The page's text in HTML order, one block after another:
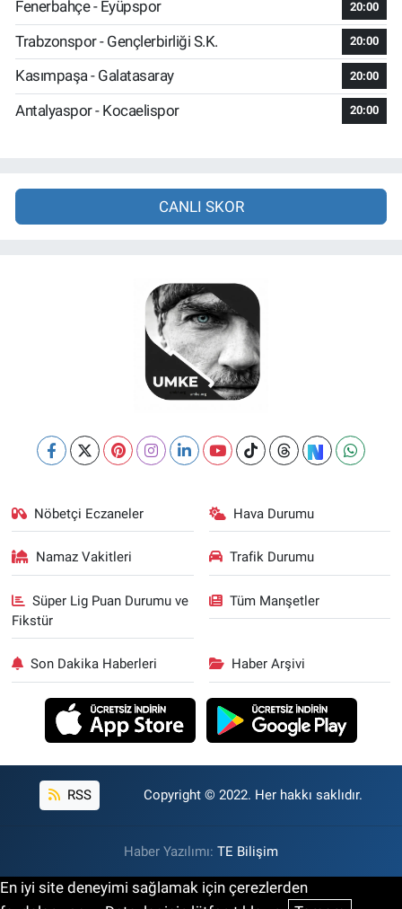
Fenerbahçe - Eyüpspor 20:00
Trabzonspor - Gençlerbirliği S.K. 20:00
Kasımpaşa - Galatasaray 20:00
Antalyaspor - Kocaelispor 20:00
CANLI SKOR
Nöbetçi Eczaneler Hava Durumu
Namaz Vakitleri Trafik Durumu
Süper Lig Puan Durumu ve
Fikstür
Tüm Manşetler
Son Dakika Haberleri Haber Arşivi
RSS Copyright © 2022. Her hakkı saklıdır.
Haber Yazılımı: TE Bilişim
En iyi site deneyimi sağlamak için çerezlerden